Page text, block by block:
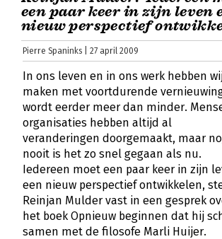
een paar keer in zijn leven
nieuw perspectief
Pierre Spaninks | 27 april 2009
In ons leven en in ons werk hebben
maken met voortdurende
wordt eerder meer dan minder.
organisaties hebben altijd al
veranderingen doorgemaakt, maar
nooit is het zo snel gegaan als nu.
Iedereen moet een paar keer in zijn
een nieuw perspectief ontwikkelen,
Reinjan Mulder vast in een gesprek
het boek Opnieuw beginnen dat hij
samen met de filosofe Marli Huijer.